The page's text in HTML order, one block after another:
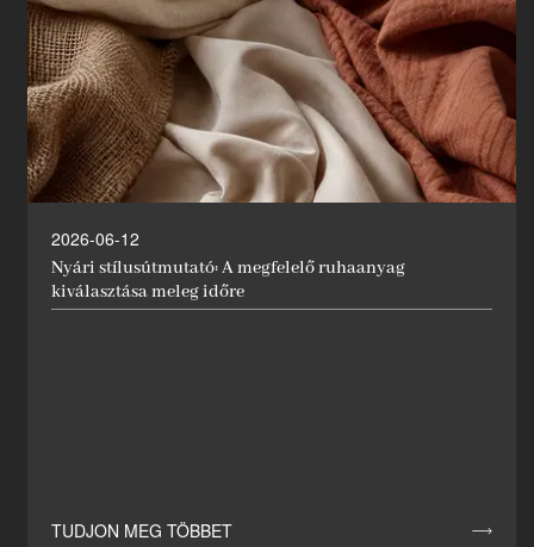
2026-06-12
Nyári stílusútmutató: A megfelelő ruhaanyag
kiválasztása meleg időre
TUDJON MEG TÖBBET 